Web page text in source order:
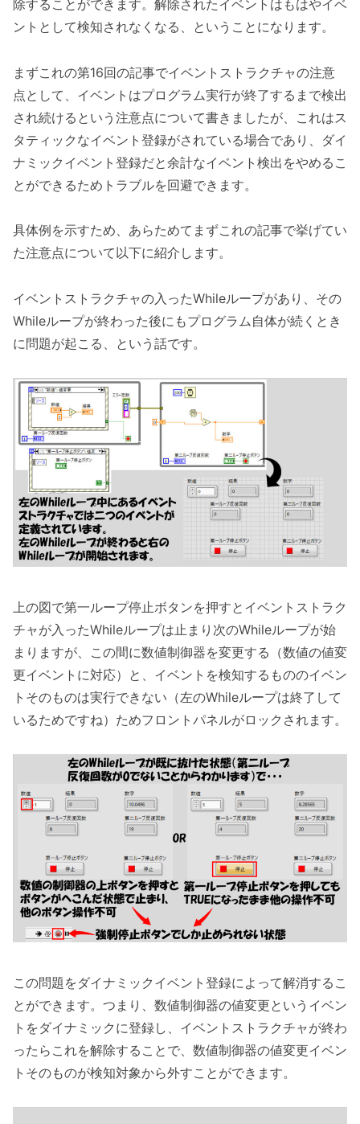
除することができます。解除されたイベントはもはやイベ
ントとして検知されなくなる、ということになります。
まずこれの第16回の記事でイベントストラクチャの注意
点として、イベントはプログラム実行が終了するまで検出
され続けるという注意点について書きましたが、これはス
タティックなイベント登録がされている場合であり、ダイ
ナミックイベント登録だと余計なイベント検出をやめるこ
とができるためトラブルを回避できます。
具体例を示すため、あらためてまずこれの記事で挙げてい
た注意点について以下に紹介します。
イベントストラクチャの入ったWhileループがあり、その
Whileループが終わった後にもプログラム自体が続くとき
に問題が起こる、という話です。
上の図で第一ループ停止ボタンを押すとイベントストラク
チャが入ったWhileループは止まり次のWhileループが始
まりますが、この間に数値制御器を変更する（数値の値変
更イベントに対応）と、イベントを検知するもののイベン
トそのものは実行できない（左のWhileループは終了して
いるためですね）ためフロントパネルがロックされます。
この問題をダイナミックイベント登録によって解消するこ
とができます。つまり、数値制御器の値変更というイベン
トをダイナミックに登録し、イベントストラクチャが終わ
ったらこれを解除することで、数値制御器の値変更イベン
トそのものが検知対象から外すことができます。